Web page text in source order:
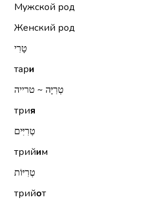
Мужской род
Женский род
טָרִי
тари
טְרִיָּה ~ טרייה
трия
טְרִיִּים
трийим
טְרִיּוֹת
трийот